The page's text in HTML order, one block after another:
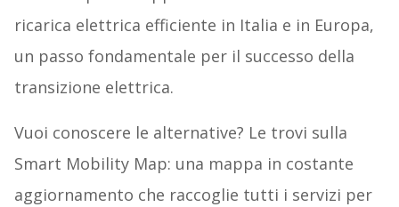
ricarica elettrica efficiente in Italia e in Europa,
un passo fondamentale per il successo della
transizione elettrica.
Vuoi conoscere le alternative? Le trovi sulla
Smart Mobility Map: una mappa in costante
aggiornamento che raccoglie tutti i servizi per